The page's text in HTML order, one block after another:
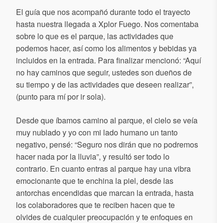
El guía que nos acompañó durante todo el trayecto
hasta nuestra llegada a Xplor Fuego. Nos comentaba
sobre lo que es el parque, las actividades que
podemos hacer, así como los alimentos y bebidas ya
incluidos en la entrada. Para finalizar mencionó: “Aquí
no hay caminos que seguir, ustedes son dueños de
su tiempo y de las actividades que deseen realizar”,
(punto para mí por ir sola).
Desde que íbamos camino al parque, el cielo se veía
muy nublado y yo con mi lado humano un tanto
negativo, pensé: “Seguro nos dirán que no podremos
hacer nada por la lluvia”, y resultó ser todo lo
contrario. En cuanto entras al parque hay una vibra
emocionante que te enchina la piel, desde las
antorchas encendidas que marcan la entrada, hasta
los colaboradores que te reciben hacen que te
olvides de cualquier preocupación y te enfoques en